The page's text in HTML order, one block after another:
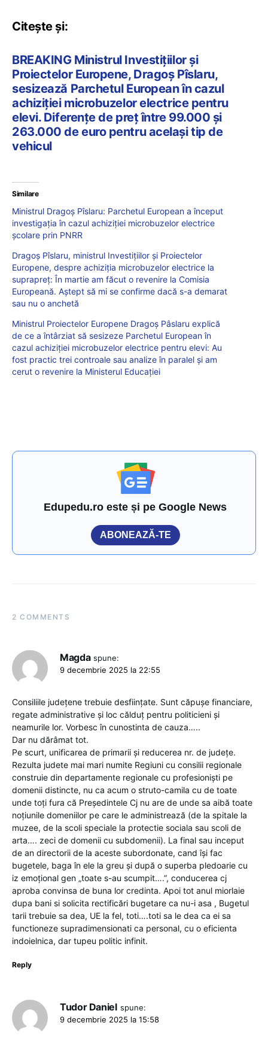
Citește și:
BREAKING Ministrul Investițiilor și
Proiectelor Europene, Dragoș Pîslaru,
sesizează Parchetul European în cazul
achiziției microbuzelor electrice pentru
elevi. Diferențe de preț între 99.000 și
263.000 de euro pentru același tip de
vehicul
Similare
Ministrul Dragoș Pîslaru: Parchetul European a început
investigația în cazul achiziției microbuzelor electrice
școlare prin PNRR
Dragoș Pîslaru, ministrul Investițiilor și Proiectelor
Europene, despre achiziția microbuzelor electrice la
suprapreț: În martie am făcut o revenire la Comisia
Europeană. Aștept să mi se confirme dacă s-a demarat
sau nu o anchetă
Ministrul Proiectelor Europene Dragoș Pâslaru explică
de ce a întârziat să sesizeze Parchetul European în
cazul achiziției microbuzelor electrice pentru elevi: Au
fost practic trei controale sau analize în paralel și am
cerut o revenire la Ministerul Educației
Edupedu.ro este și pe Google News
ABONEAZĂ-TE
2 COMMENTS
Magda spune:
9 decembrie 2025 la 22:55
Consiliile județene trebuie desființate. Sunt căpușe financiare,
regate administrative și loc călduț pentru politicieni și
neamurile lor. Vorbesc în cunostinta de cauza…..
Dar nu dărâmat tot.
Pe scurt, unificarea de primarii și reducerea nr. de județe.
Rezulta judete mai mari numite Regiuni cu consilii regionale
construie din departamente regionale cu profesioniști pe
domenii distincte, nu ca acum o struto-camila cu de toate
unde toți fura că Președintele Cj nu are de unde sa aibă toate
noțiunile domeniilor pe care le administrează (de la spitale la
muzee, de la scoli speciale la protectie sociala sau scoli de
arta…. zeci de domenii cu subdomenii). La final sau inceput
de an directorii de la aceste subordonate, cand își fac
bugetele, baga în ele la greu și după o superba pledoarie cu
iz emoțional gen „toate s-au scumpit….”, conducerea cj
aproba convinsa de buna lor credinta. Apoi tot anul miorlaie
dupa bani si solicita rectificări bugetare ca nu-i asa , Bugetul
tarii trebuie sa dea, UE la fel, toti….toti sa le dea ca ei sa
functioneze supradimensionati ca personal, cu o eficienta
indoielnica, dar tupeu politic infinit.
Reply
Tudor Daniel spune:
9 decembrie 2025 la 15:58